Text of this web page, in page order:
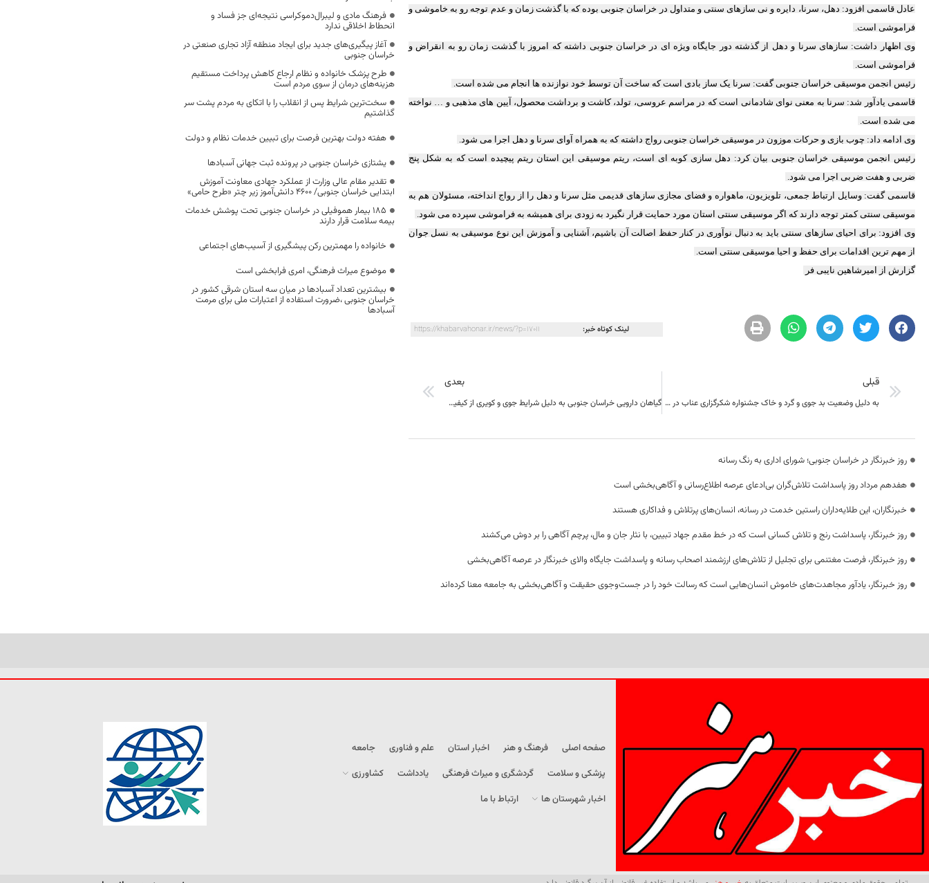
عادل قاسمی افزود: دهل، سرنا، دایره و نی سازهای سنتی و متداول در خراسان جنوبی بوده که با گذشت زمان و عدم توجه رو به خاموشی و
فراموشی است.
وی اظهار داشت: سازهای سرنا و دهل از گذشته دور جایگاه ویژه ای در خراسان جنوبی داشته که امروز با گذشت زمان رو به انقراض و
فراموشی است.
رئیس انجمن موسیقی خراسان جنوبی گفت: سرنا یک ساز بادی است که ساخت آن توسط خود نوازنده ها انجام می شده است.
قاسمی یادآور شد: سرنا به معنی نوای شادمانی است که در مراسم عروسی، تولد، کاشت و برداشت محصول، آیین های مذهبی و … نواخته
می شده است.
وی ادامه داد: چوب بازی و حرکات موزون در موسیقی خراسان جنوبی رواج داشته که به همراه آوای سرنا و دهل اجرا می شود.
رئیس انجمن موسیقی خراسان جنوبی بیان کرد: دهل سازی کوبه ای است، ریتم موسیقی این استان ریتم پیچیده است که به شکل پنج
ضربی و هفت ضربی اجرا می شود.
قاسمی گفت: وسایل ارتباط جمعی، تلویزیون، ماهواره و فضای مجازی سازهای قدیمی مثل سرنا و دهل را از رواج انداخته، مسئولان هم به
موسیقی سنتی کمتر توجه دارند که اگر موسیقی سنتی استان مورد حمایت قرار نگیرد به زودی برای همیشه به فراموشی سپرده می شود.
وی افزود: برای احیای سازهای سنتی باید به دنبال نوآوری در کنار حفظ اصالت آن باشیم، آشنایی و آموزش این نوع موسیقی به نسل جوان
از مهم ترین اقدامات برای حفظ و احیا موسیقی سنتی است.
گزارش از امیرشاهین نایبی فر
لینک کوتاه خبر: https://khabarvahonar.ir/news/?p=17011
قبلی
به دلیل وضعیت بد جوی و گرد و خاک جشنواره شکرگزاری عناب در سیوجان خوسف فردا کنسل شد
بعدی
گیاهان دارویی خراسان جنوبی به دلیل شرایط جوی و کویری از کیفیت ممتازی نسبت به سایر مناطق برخوردار است
روز خبرنگار در خراسان جنوبی؛ شورای اداری به رنگ رسانه
هفدهم مرداد روز پاسداشت تلاش‌گران بی‌ادعای عرصه اطلاع‌رسانی و آگاهی‌بخشی است
خبرنگاران، این طلایه‌داران راستین خدمت در رسانه، انسان‌های پرتلاش و فداکاری هستند
روز خبرنگار، پاسداشت رنج و تلاش کسانی است که در خط مقدم جهاد تبیین، با نثار جان و مال، پرچم آگاهی را بر دوش می‌کشند
روز خبرنگار، فرصت مغتنمی برای تجلیل از تلاش‌های ارزشمند اصحاب رسانه و پاسداشت جایگاه والای خبرنگار در عرصه آگاهی‌بخشی
روز خبرنگار، یادآور مجاهدت‌های خاموش انسان‌هایی است که رسالت خود را در جست‌وجوی حقیقت و آگاهی‌بخشی به جامعه معنا کرده‌اند
فرهنگ مادی و لیبرال‌دموکراسی نتیجه‌ای جز فساد و
انحطاط اخلاقی ندارد
آغاز پیگیری‌های جدید برای ایجاد منطقه آزاد تجاری صنعتی در
خراسان جنوبی
طرح پزشک خانواده و نظام ارجاع کاهش پرداخت مستقیم
هزینه‌های درمان از سوی مردم است
سخت‌ترین شرایط پس از انقلاب را با اتکای به مردم پشت سر
گذاشتیم
هفته دولت بهترین فرصت برای تبیین خدمات نظام و دولت
یشتازی خراسان جنوبی در پرونده ثبت جهانی آسبادها
تقدیر مقام عالی وزارت از عملکرد جهادی معاونت آموزش
ابتدایی خراسان جنوبی/ ۴۶۰۰ دانش‌آموز زیر چتر «طرح حامی»
۱۸۵ بیمار هموفیلی در خراسان جنوبی تحت پوشش خدمات
بیمه سلامت قرار دارند
خانواده را مهمترین رکن پیشگیری از آسیب‌های اجتماعی
موضوع میراث فرهنگی، امری فرابخشی است
بیشترین تعداد آسبادها در میان سه استان شرقی کشور در
خراسان جنوبی ،ضرورت استفاده از اعتبارات ملی برای مرمت
آسبادها
صفحه اصلی فرهنگ و هنر اخبار استان علم و فناوری
جامعه
پزشکی و سلامت
گردشگری و میراث فرهنگی یادداشت
کشاورزی
اخبار شهرستان ها
ارتباط با ما